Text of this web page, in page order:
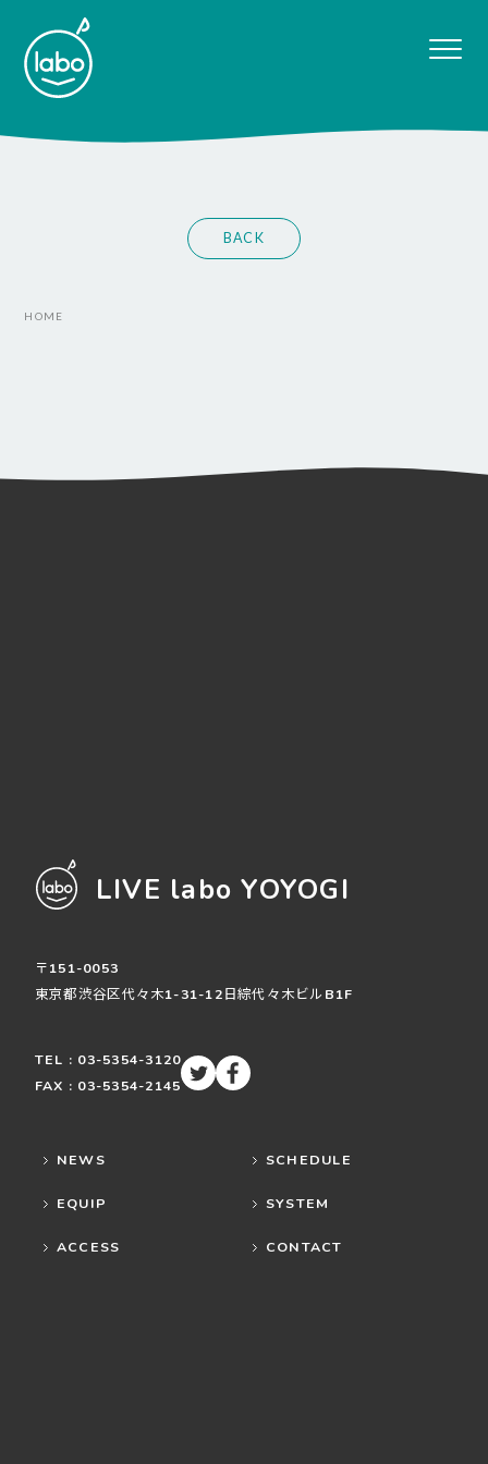
BACK
HOME
LIVE labo YOYOGI
〒151-0053
東京都渋谷区代々木1-31-12日綜代々木ビルB1F
TEL : 03-5354-3120
FAX : 03-5354-2145
NEWS SCHEDULE
EQUIP SYSTEM
ACCESS CONTACT